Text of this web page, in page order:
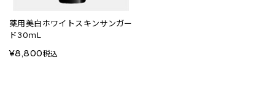
薬用美白ホワイトスキンサンガー
ド30ｍL
¥8,800税込